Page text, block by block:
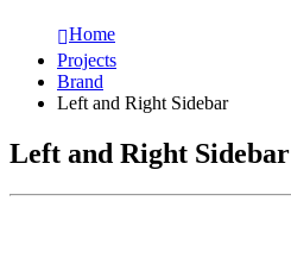
Home
Projects
Brand
Left and Right Sidebar
Left and Right Sidebar